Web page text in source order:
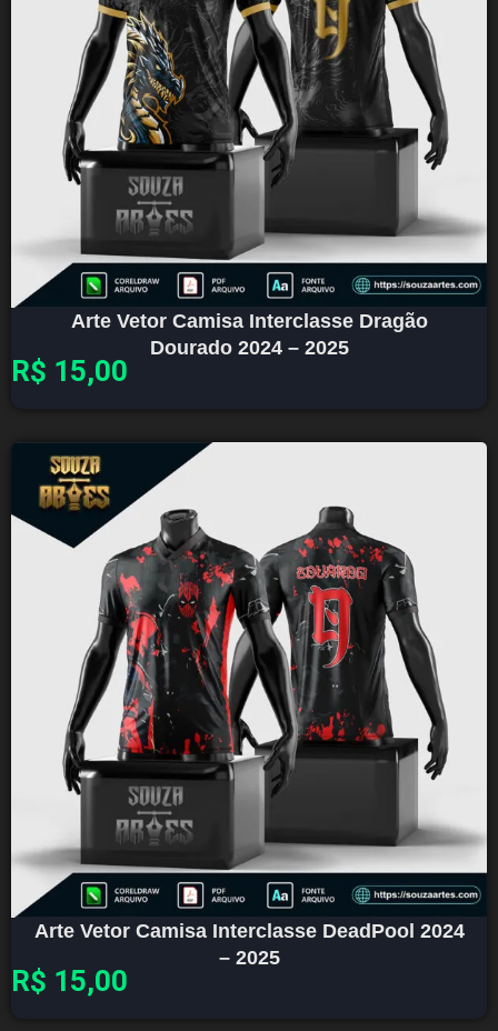
Arte Vetor Camisa Interclasse Dragão
Dourado 2024 – 2025
R$ 15,00
Arte Vetor Camisa Interclasse DeadPool 2024
– 2025
R$ 15,00